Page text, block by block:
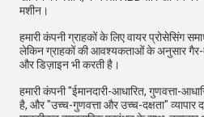
मशीन।
हमारी कंपनी ग्राहकों के लिए वायर प्रोसेसिंग
लेकिन ग्राहकों की आवश्यकताओं के अनुसार
और डिज़ाइन भी करती है।
हमारी कंपनी "ईमानदारी-आधारित, गुणवत्ता-
है, और "उच्च-गुणवत्ता और उच्च-दक्षता"